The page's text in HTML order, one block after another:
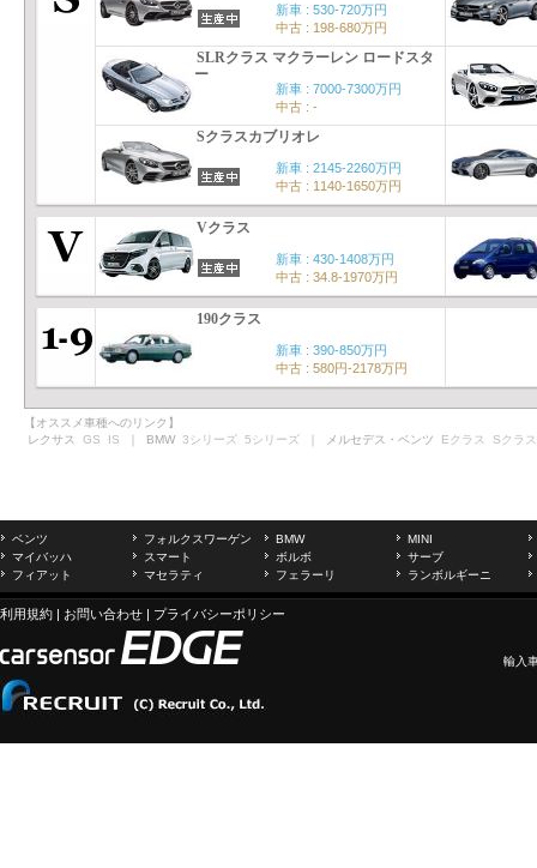
新車 : 530-720万円
中古 : 198-680万円
SLRクラス マクラーレン ロードスタ
ー
新車 : 7000-7300万円
中古 : -
Sクラスカブリオレ
新車 : 2145-2260万円
中古 : 1140-1650万円
Vクラス
新車 : 430-1408万円
中古 : 34.8-1970万円
190クラス
新車 : 390-850万円
中古 : 580円-2178万円
【オススメ車種へのリンク】
レクサス GS IS ｜ BMW 3シリーズ 5シリーズ ｜ メルセデス・ベンツ Eクラス Sクラス
ベンツ フォルクスワーゲン BMW
MINI
マイバッハ
スマート ボルボ
サーブ
フィアット
マセラティ フェラーリ ランボルギーニ
利用規約 | お問い合わせ | プライバシーポリシー
輸入